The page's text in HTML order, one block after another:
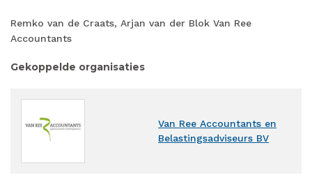
Remko van de Craats, Arjan van der Blok Van Ree
Accountants
Gekoppelde organisaties
Van Ree Accountants en
Belastingsadviseurs BV